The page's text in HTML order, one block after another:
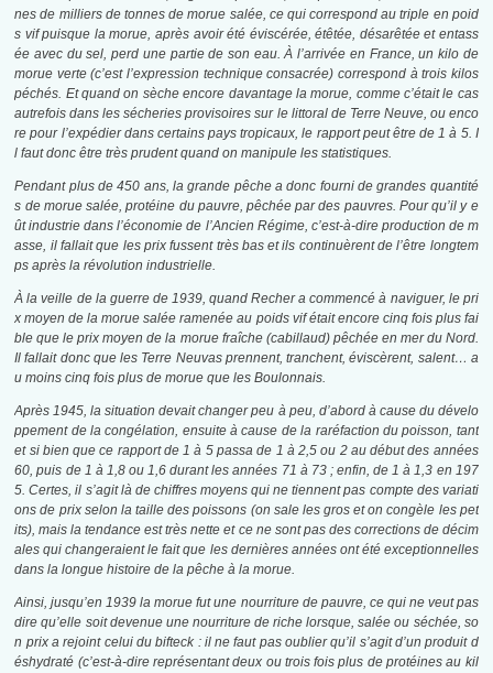
nes de milliers de tonnes de morue salée, ce qui correspond au triple en poid
s vif puisque la morue, après avoir été éviscérée, étêtée, désarêtée et entass
ée avec du sel, perd une partie de son eau.À l’arrivée en France, un kilo de
morue verte (c’est l’expression technique consacrée) correspond à trois kilos
péchés. Et quand on sèche encore davantage la morue, comme c’était le cas
autrefois dans les sécheries provisoires sur le littoral de Terre Neuve, ou enco
re pour l’expédier dans certains pays tropicaux, le rapport peut être de 1 à 5. I
l faut donc être très prudent quand on manipule les statistiques.
Pendant plus de 450 ans, la grande pêche a donc fourni de grandes quantité
s de morue salée, protéine du pauvre, pêchée par des pauvres. Pour qu’il y e
ût industrie dans l’économie de l’Ancien Régime, c’est-à-dire production de m
asse, il fallait que les prix fussent très bas et ils continuèrent de l’être longtem
ps après la révolution industrielle.
À la veille de la guerre de 1939, quand Recher a commencé à naviguer, le pri
x moyen de la morue salée ramenée au poids vif était encore cinq fois plus fai
ble que le prix moyen de la morue fraîche (cabillaud) pêchéeen mer du Nord.
Il fallait donc que les Terre Neuvas prennent, tranchent, éviscèrent, salent… a
u moins cinq fois plus de morue que les Boulonnais.
Après 1945, la situation devait changer peu à peu, d’abord à cause du dévelo
ppement de la congélation, ensuite à cause de la raréfaction du poisson, tant
et si bien que ce rapport de 1 à 5 passa de 1 à 2,5 ou 2 au début des années
60, puis de 1 à 1,8 ou 1,6 durant les années 71 à 73 ; enfin, de 1 à 1,3 en 197
5. Certes, il s’agit là de chiffres moyens qui ne tiennent pas compte des variati
ons de prix selon la taille des poissons (on sale les gros et on congèle les pet
its), mais la tendance est très nette et ce ne sont pas des corrections de décim
ales qui changeraient le fait que les dernières années ont été exceptionnelles
dans la longue histoire de la pêche à la morue.
Ainsi, jusqu’en 1939 la morue fut une nourriture de pauvre, ce qui ne veut pas
dire qu’elle soit devenue une nourriture de riche lorsque, salée ou séchée, so
n prix a rejoint celui du bifteck : il ne faut pas oublier qu’il s’agit d’un produit d
éshydraté (c’est-à-dire représentant deux ou trois fois plus de protéines au kil